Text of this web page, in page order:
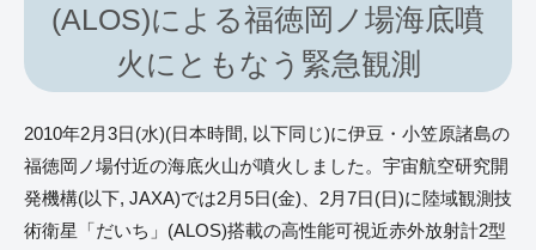
(ALOS)による福徳岡ノ場海底噴
火にともなう緊急観測
2010年2月3日(水)(日本時間, 以下同じ)に伊豆・小笠原諸島の
福徳岡ノ場付近の海底火山が噴火しました。宇宙航空研究開
発機構(以下, JAXA)では2月5日(金)、2月7日(日)に陸域観測技
術衛星「だいち」(ALOS)搭載の高性能可視近赤外放射計2型